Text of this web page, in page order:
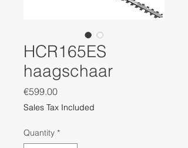
HCR165ES
haagschaar
€599.00Price
Sales Tax Included
Quantity *